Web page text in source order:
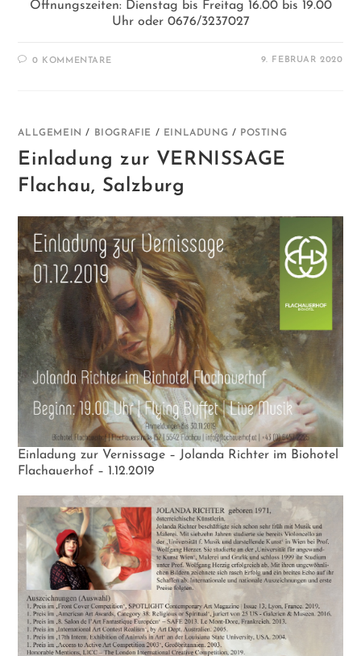
Öffnungszeiten: Dienstag bis Freitag 16.00 bis 19.00
Uhr oder 0676/3237027
0 KOMMENTARE 9. FEBRUAR 2020
ALLGEMEIN / BIOGRAFIE / EINLADUNG / POSTING
Einladung zur VERNISSAGE
Flachau, Salzburg
Einladung zur Vernissage – Jolanda Richter im Biohotel
Flachauerhof – 1.12.2019